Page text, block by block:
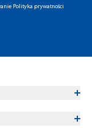
Polityka prywatności